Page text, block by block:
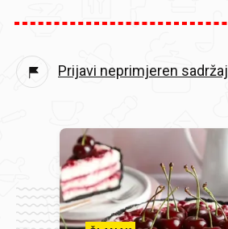
Prijavi neprimjeren sadržaj